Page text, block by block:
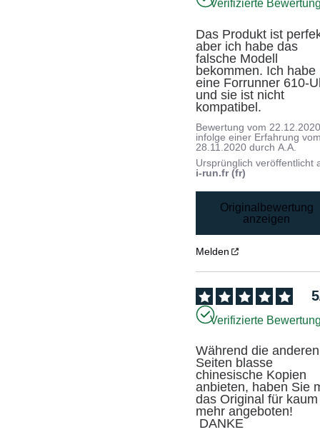
Verifizierte
Das Produkt ist
aber ich habe das
falsche Modell
bekommen. Ich habe
eine Forrunner 610-
und sie ist nicht
kompatibel.
Bewertung vom
infolge einer Erfahrung
28.11.2020 durchA.A.
Ursprünglich veröffentlicht
i-run.fr (fr)
Originalbewertung
anzeigen
Melden
5
Verifizierte
Während die anderen
Seiten blasse
chinesische Kopien
anbieten, haben Sie
das Original für kaum
mehr angeboten!
DANKE